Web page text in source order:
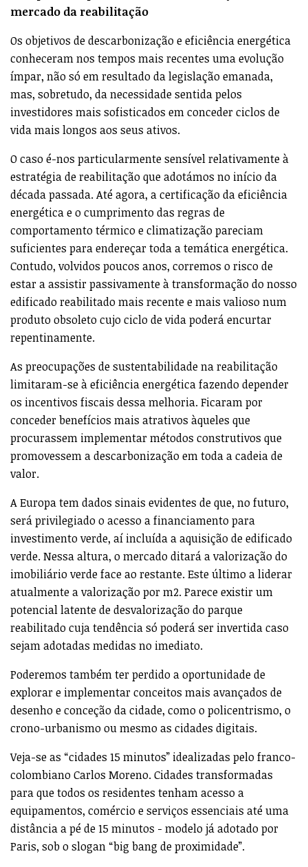
mercado da reabilitação
Os objetivos de descarbonização e eficiência energética
conheceram nos tempos mais recentes uma evolução
ímpar, não só em resultado da legislação emanada,
mas, sobretudo, da necessidade sentida pelos
investidores mais sofisticados em conceder ciclos de
vida mais longos aos seus ativos.
O caso é-nos particularmente sensível relativamente à
estratégia de reabilitação que adotámos no início da
década passada. Até agora, a certificação da eficiência
energética e o cumprimento das regras de
comportamento térmico e climatização pareciam
suficientes para endereçar toda a temática energética.
Contudo, volvidos poucos anos, corremos o risco de
estar a assistir passivamente à transformação do nosso
edificado reabilitado mais recente e mais valioso num
produto obsoleto cujo ciclo de vida poderá encurtar
repentinamente.
As preocupações de sustentabilidade na reabilitação
limitaram-se à eficiência energética fazendo depender
os incentivos fiscais dessa melhoria. Ficaram por
conceder benefícios mais atrativos àqueles que
procurassem implementar métodos construtivos que
promovessem a descarbonização em toda a cadeia de
valor.
A Europa tem dados sinais evidentes de que, no futuro,
será privilegiado o acesso a financiamento para
investimento verde, aí incluída a aquisição de edificado
verde. Nessa altura, o mercado ditará a valorização do
imobiliário verde face ao restante. Este último a liderar
atualmente a valorização por m2. Parece existir um
potencial latente de desvalorização do parque
reabilitado cuja tendência só poderá ser invertida caso
sejam adotadas medidas no imediato.
Poderemos também ter perdido a oportunidade de
explorar e implementar conceitos mais avançados de
desenho e conceção da cidade, como o policentrismo, o
crono-urbanismo ou mesmo as cidades digitais.
Veja-se as “cidades 15 minutos” idealizadas pelo franco-
colombiano Carlos Moreno. Cidades transformadas
para que todos os residentes tenham acesso a
equipamentos, comércio e serviços essenciais até uma
distância a pé de 15 minutos - modelo já adotado por
Paris, sob o slogan “big bang de proximidade”.